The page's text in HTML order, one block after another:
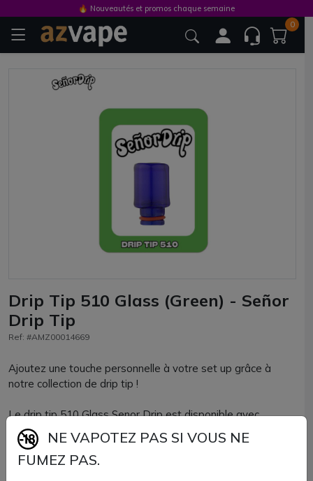
0
Drip Tip 510 Glass (Green) - Señor
Drip Tip
Ref: #AMZ00014669
Ajoutez une touche personnelle à votre set up grâce à
notre collection de drip tip !
Le drip tip 510 Glass Senor Drip est disponible avec
plusieurs coloris pour vous permettre de personnaliser
votre cigarette électronique.
🔥 Nouveautés et promos chaque semaine
NE VAPOTEZ PAS SI VOUS NE
FUMEZ PAS.